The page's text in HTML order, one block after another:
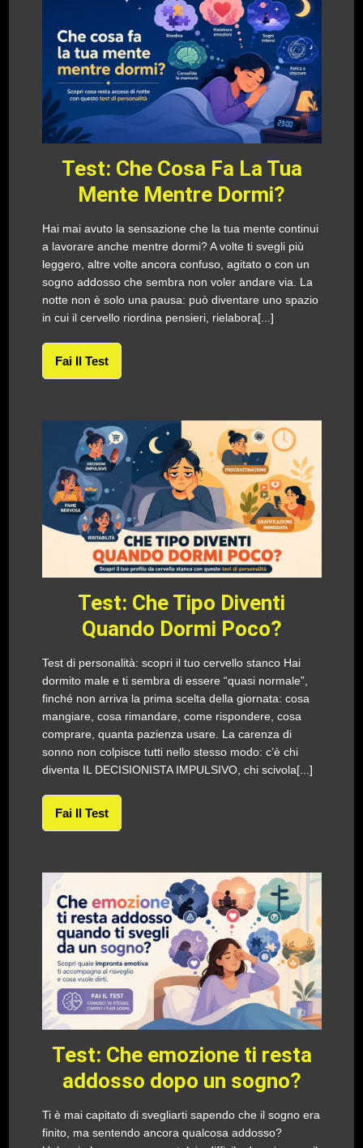
Test: Che Cosa Fa La Tua
Mente Mentre Dormi?
Hai mai avuto la sensazione che la tua mente continui
a lavorare anche mentre dormi? A volte ti svegli più
leggero, altre volte ancora confuso, agitato o con un
sogno addosso che sembra non voler andare via. La
notte non è solo una pausa: può diventare uno spazio
in cui il cervello riordina pensieri, rielabora[...]
Fai Il Test
Test: Che Tipo Diventi
Quando Dormi Poco?
Test di personalità: scopri il tuo cervello stanco Hai
dormito male e ti sembra di essere “quasi normale”,
finché non arriva la prima scelta della giornata: cosa
mangiare, cosa rimandare, come rispondere, cosa
comprare, quanta pazienza usare. La carenza di
sonno non colpisce tutti nello stesso modo: c’è chi
diventa IL DECISIONISTA IMPULSIVO, chi scivola[...]
Fai Il Test
Test: Che emozione ti resta
addosso dopo un sogno?
Ti è mai capitato di svegliarti sapendo che il sogno era
finito, ma sentendo ancora qualcosa addosso?